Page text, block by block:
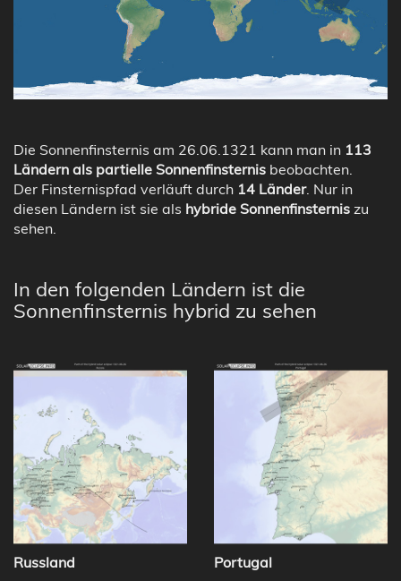
Die Sonnenfinsternis am 26.06.1321 kann man in 113
Ländern als partielle Sonnenfinsternis beobachten.
Der Finsternispfad verläuft durch 14 Länder. Nur in
diesen Ländern ist sie als hybride Sonnenfinsternis zu
sehen.
In den folgenden Ländern ist die
Sonnenfinsternis hybrid zu sehen
Russland Portugal